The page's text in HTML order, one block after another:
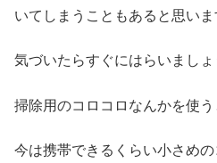
いてしまうこともあると思いま
気づいたらすぐにはらいましょ
掃除用のコロコロなんかを使う
今は携帯できるくらい小さめ